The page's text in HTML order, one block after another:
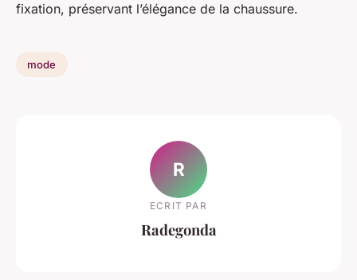
fixation, préservant l’élégance de la chaussure.
mode
R
ECRIT PAR
Radegonda